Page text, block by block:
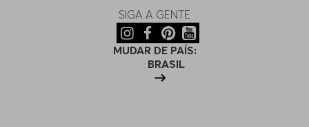
SIGA A GENTE
MUDAR DE PAÍS:
BRASIL